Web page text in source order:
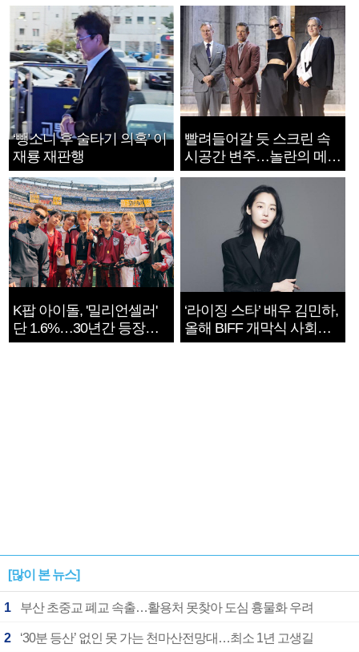
‘뺑소니 후 술타기 의혹’ 이
재룡 재판행
빨려들어갈 듯 스크린 속
시공간 변주…놀란의 메시
지는 ‘전쟁 속죄’
K팝 아이돌, '밀리언셀러'
단 1.6%…30년간 등장
1182개팀 전수조사
‘라이징 스타’ 배우 김민하,
올해 BIFF 개막식 사회자
확정
[많이 본 뉴스]
1 부산 초중교 폐교 속출…활용처 못찾아 도심 흉물화 우려
2 ‘30분 등산’ 없인 못 가는 천마산전망대…최소 1년 고생길